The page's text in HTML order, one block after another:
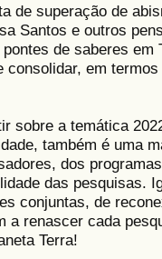
de superação de
Santos e outros
de saberes em
consolidar, em
sobre a temática
também é uma
dos
das pesquisas.
conjuntas, de
a renascer cada
Terra!